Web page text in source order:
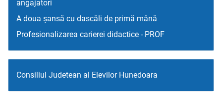
angajatori
A doua șansă cu dascăli de primă mână
Profesionalizarea carierei didactice - PROF
Consiliul Judetean al Elevilor Hunedoara